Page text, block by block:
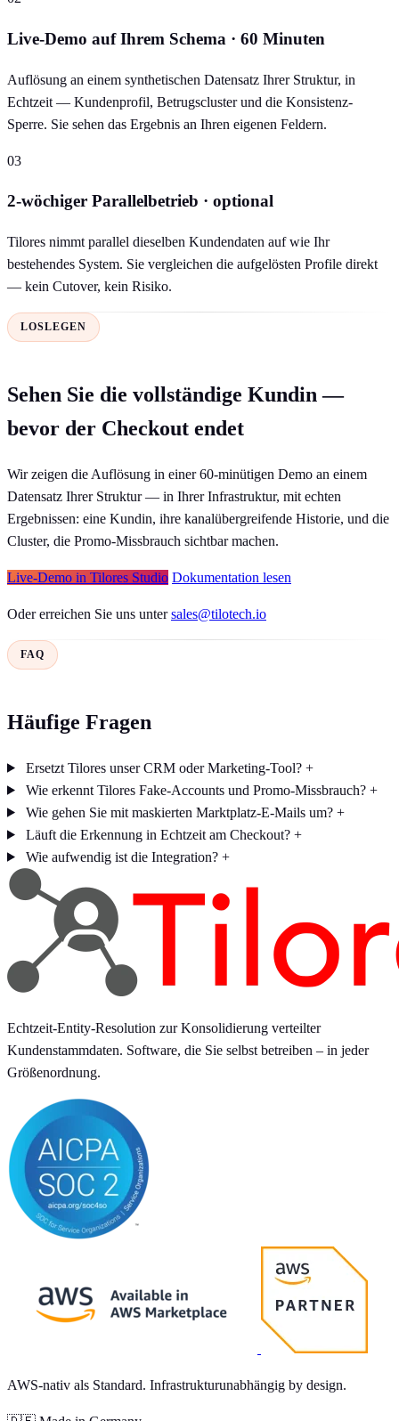
Live-Demo auf Ihrem Schema · 60 Minuten
Auflösung an einem synthetischen Datensatz Ihrer Struktur, in
Echtzeit — Kundenprofil, Betrugscluster und die Konsistenz-
Sperre. Sie sehen das Ergebnis an Ihren eigenen Feldern.
03
2-wöchiger Parallelbetrieb · optional
Tilores nimmt parallel dieselben Kundendaten auf wie Ihr
bestehendes System. Sie vergleichen die aufgelösten Profile direkt
— kein Cutover, kein Risiko.
LOSLEGEN
Sehen Sie die vollständige Kundin —
bevor der Checkout endet
Wir zeigen die Auflösung in einer 60-minütigen Demo an einem
Datensatz Ihrer Struktur — in Ihrer Infrastruktur, mit echten
Ergebnissen: eine Kundin, ihre kanalübergreifende Historie, und die
Cluster, die Promo-Missbrauch sichtbar machen.
Live-Demo in Tilores Studio Dokumentation lesen
Oder erreichen Sie uns untersales@tilotech.io
FAQ
Häufige Fragen
Ersetzt Tilores unser CRM oder Marketing-Tool? +
Wie erkennt Tilores Fake-Accounts und Promo-Missbrauch? +
Wie gehen Sie mit maskierten Marktplatz-E-Mails um? +
Läuft die Erkennung in Echtzeit am Checkout? +
Wie aufwendig ist die Integration? +
Echtzeit-Entity-Resolution zur Konsolidierung verteilter
Kundenstammdaten. Software, die Sie selbst betreiben – in jeder
Größenordnung.
AWS-nativ als Standard. Infrastrukturunabhängig by design.